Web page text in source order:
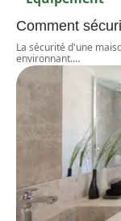
Comment
La sécurité d'une
environnant.…